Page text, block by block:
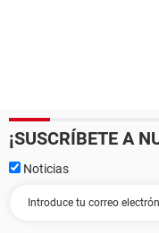
¡SUSCRÍBETE A
Noticias